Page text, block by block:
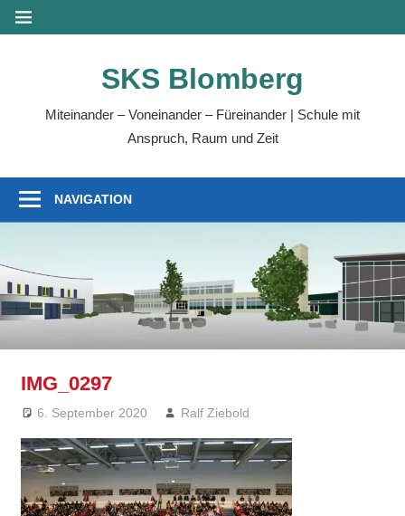
Zum
Inhalt
MENÜ
SKS Blomberg
Miteinander – Voneinander – Füreinander | Schule mit
Anspruch, Raum und Zeit
NAVIGATION
IMG_0297
6. September 2020 Ralf Ziebold